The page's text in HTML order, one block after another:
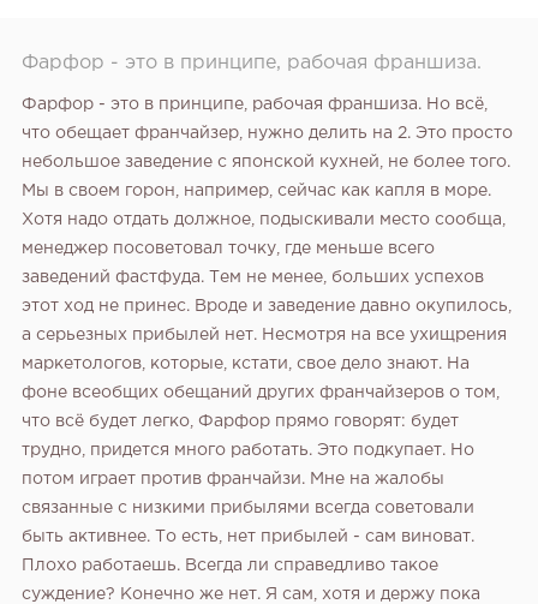
Фарфор - это в принципе, рабочая франшиза.
Фарфор - это в принципе, рабочая франшиза. Но всё,
что обещает франчайзер, нужно делить на 2. Это просто
небольшое заведение с японской кухней, не более того.
Мы в своем горон, например, сейчас как капля в море.
Хотя надо отдать должное, подыскивали место сообща,
менеджер посоветовал точку, где меньше всего
заведений фастфуда. Тем не менее, больших успехов
этот ход не принес. Вроде и заведение давно окупилось,
а серьезных прибылей нет. Несмотря на все ухищрения
маркетологов, которые, кстати, свое дело знают. На
фоне всеобщих обещаний других франчайзеров о том,
что всё будет легко, Фарфор прямо говорят: будет
трудно, придется много работать. Это подкупает. Но
потом играет против франчайзи. Мне на жалобы
связанные с низкими прибылями всегда советовали
быть активнее. То есть, нет прибылей - сам виноват.
Плохо работаешь. Всегда ли справедливо такое
суждение? Конечно же нет. Я сам, хотя и держу пока